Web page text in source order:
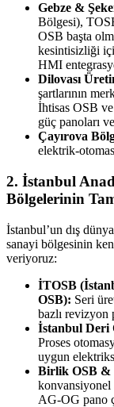
Gebze &
Bölgesi),
OSB başta
kesintisizliği
HMI
Dilovası
şartlarının
İhtisas OSB
güç panoları
Çayırova
elektrik-
2. İstanbul
Bölgelerinin
İstanbul’un dış
sanayi bölgesinin
veriyoruz:
İTOSB
OSB): Seri
bazlı revizyon
İstanbul Deri
Proses
uygun
Birlik OSB &
konvansiyonel
AG-OG pano